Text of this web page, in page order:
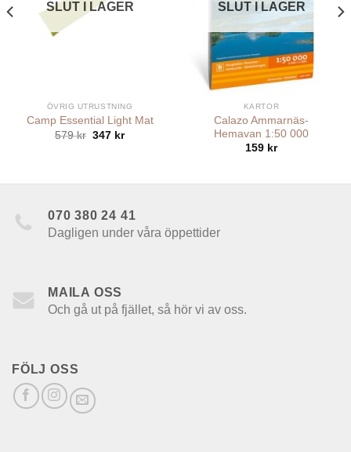
SLUT I LAGER
ÖVRIG UTRUSTNING
Camp Essential Light Mat
579kr Det
347 krDet
SLUT I LAGER
KARTOR
Calazo Ammarnäs-
Hemavan 1:50 000
159 kr
070 380 24 41
Dagligen under våra öppettider
MAILA OSS
Och gå ut på fjället, så hör vi av oss.
FÖLJ OSS